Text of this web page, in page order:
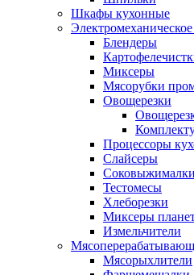
Шкафы кухонные
Блендеры
Миксеры
Мясорубки
Овощерезки
Процессоры
Слайсеры
Соковыжималки
Тестомесы
Хлеборезки
Миксеры
Измельчители
Мясорыхлители